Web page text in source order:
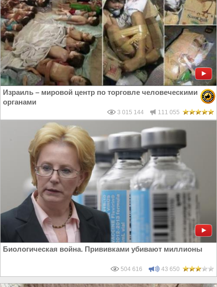
Израиль – мировой центр по торговле человеческими
органами
3 015 144 111 055
Биологическая война. Прививками убивают миллионы
504 616 43 650